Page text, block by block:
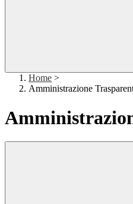
Home >
Amministrazione